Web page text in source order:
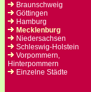
Braunschweig
Göttingen
Hamburg
Mecklenburg
Niedersachsen
Schleswig-Holstein
Vorpommern,
Hinterpommern
Einzelne Städte